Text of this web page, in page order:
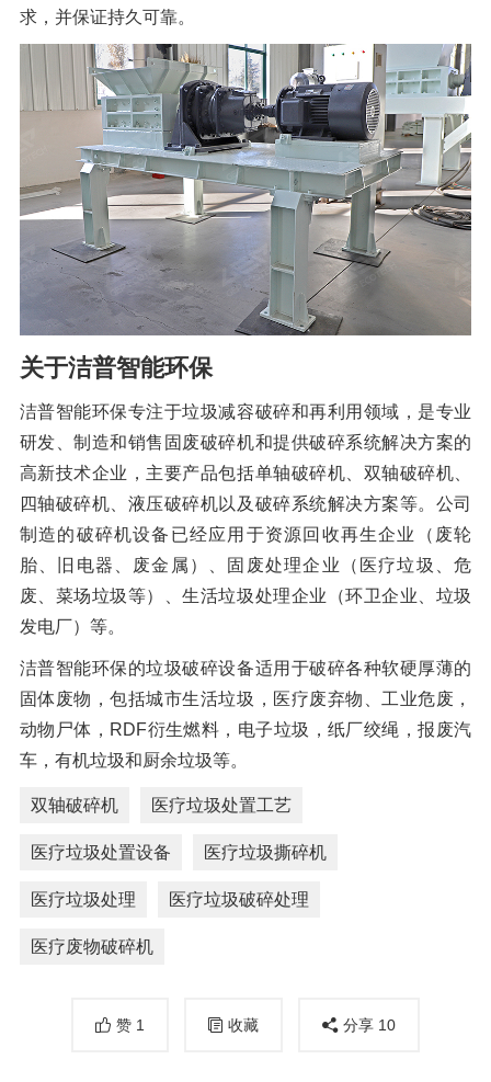
求，并保证持久可靠。
关于洁普智能环保
洁普智能环保专注于垃圾减容破碎和再利用领域，是专业
研发、制造和销售固废破碎机和提供破碎系统解决方案的
高新技术企业，主要产品包括单轴破碎机、双轴破碎机、
四轴破碎机、液压破碎机以及破碎系统解决方案等。公司
制造的破碎机设备已经应用于资源回收再生企业（废轮
胎、旧电器、废金属）、固废处理企业（医疗垃圾、危
废、菜场垃圾等）、生活垃圾处理企业（环卫企业、垃圾
发电厂）等。
洁普智能环保的垃圾破碎设备适用于破碎各种软硬厚薄的
固体废物，包括城市生活垃圾，医疗废弃物、工业危废，
动物尸体，RDF衍生燃料，电子垃圾，纸厂绞绳，报废汽
车，有机垃圾和厨余垃圾等。
双轴破碎机 医疗垃圾处置工艺
医疗垃圾处置设备 医疗垃圾撕碎机
医疗垃圾处理 医疗垃圾破碎处理
医疗废物破碎机
赞 1 收藏 分享 10